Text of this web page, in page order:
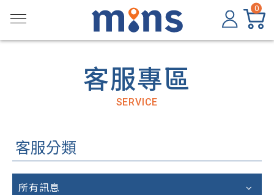
客服專區
SERVICE
客服分類
所有訊息
0